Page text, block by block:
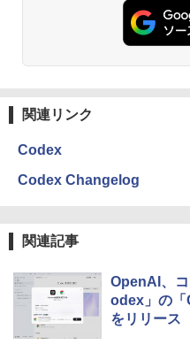
方 マニ
にも
めのAI
￥99
￥1,600
New
11イン
レージ
関連リンク
Codex
Codex Changelog
関連記事
OpenAI、
odex」の
をリリース